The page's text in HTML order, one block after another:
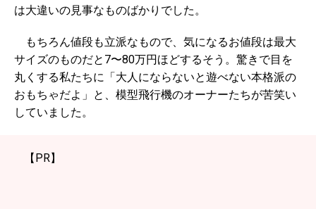
は大違いの見事なものばかりでした。
もちろん値段も立派なもので、気になるお値段は最大
サイズのものだと7〜80万円ほどするそう。驚きで目を
丸くする私たちに「大人にならないと遊べない本格派の
おもちゃだよ」と、模型飛行機のオーナーたちが苦笑い
していました。
【PR】